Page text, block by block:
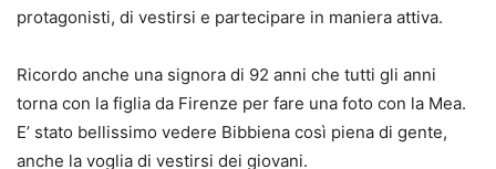
protagonisti, di vestirsi e partecipare in maniera attiva.
Ricordo anche una signora di 92 anni che tutti gli anni
torna con la figlia da Firenze per fare una foto con la Mea.
E’ stato bellissimo vedere Bibbiena così piena di gente,
anche la voglia di vestirsi dei giovani.